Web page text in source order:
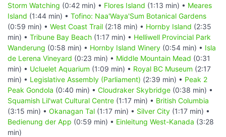
Storm Watching (0:42 min) • Flores Island (1:13 min) • Meares
Island (1:44 min) • Tofino: Naa'Waya'Sum Botanical Gardens
(0:59 min) • West Coast Trail (2:18 min) • Hornby Island (2:35
min) • Tribune Bay Beach (1:17 min) • Helliwell Provincial Park
Wanderung (0:58 min) • Hornby Island Winery (0:54 min) • Isla
de Lerena Vineyard (0:23 min) • Middle Mountain Mead (0:31
min) • Ucluelet Aquarium (1:09 min) • Royal BC Museum (2:17
min) • Legislative Assembly (Parliament) (2:39 min) • Peak 2
Peak Gondola (0:40 min) • Cloudraker Skybridge (0:38 min) •
Squamish Lil'wat Cultural Centre (1:17 min) • British Columbia
(3:15 min) • Okanagan Tal (1:17 min) • Silver City (1:17 min) •
Bedienung der App (0:59 min) • Einleitung West-Kanada (3:28
min)